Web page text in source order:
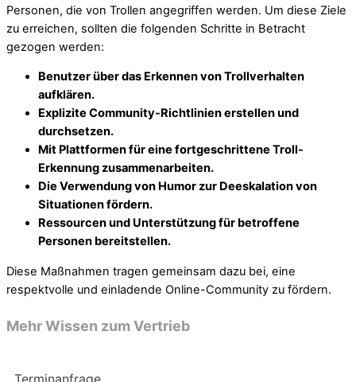
Personen, die von Trollen angegriffen werden. Um diese Ziele
zu erreichen, sollten die folgenden Schritte in Betracht
gezogen werden:
Benutzer über das Erkennen von Trollverhalten
aufklären.
Explizite Community-Richtlinien erstellen und
durchsetzen.
Mit Plattformen für eine fortgeschrittene Troll-
Erkennung zusammenarbeiten.
Die Verwendung von Humor zur Deeskalation von
Situationen fördern.
Ressourcen und Unterstützung für betroffene
Personen bereitstellen.
Diese Maßnahmen tragen gemeinsam dazu bei, eine
respektvolle und einladende Online-Community zu fördern.
Mehr Wissen zum Vertrieb
Terminanfrage